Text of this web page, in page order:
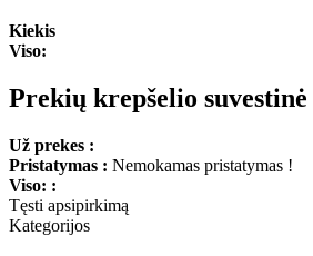
Kiekis
Viso:
Prekių krepšelio suvestinė
Už prekes :
Pristatymas : Nemokamas pristatymas !
Viso: :
Tęsti apsipirkimą
Kategorijos